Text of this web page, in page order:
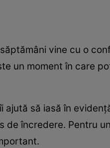
vine cu o
un moment în care
ajută să iasă în
de încredere. Pentru